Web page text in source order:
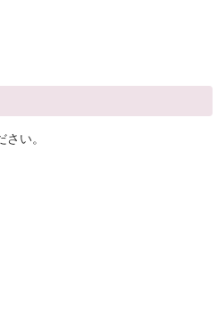
い。